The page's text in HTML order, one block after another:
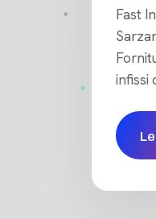
Fast
infissi